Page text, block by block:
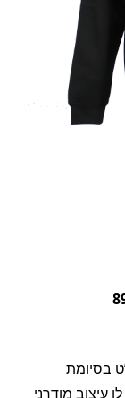
בסיומת
עיצוב מודרני